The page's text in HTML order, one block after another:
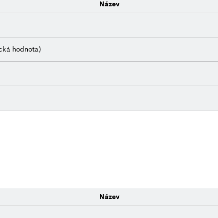
Název
hodnota)
Název